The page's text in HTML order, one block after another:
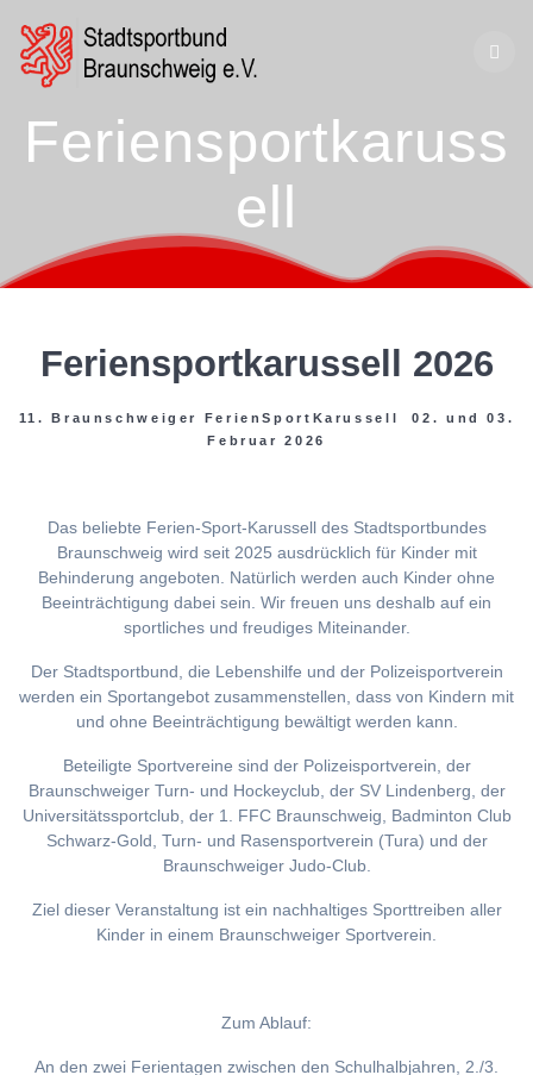
Feriensportkaruss
ell
Feriensportkarussell 2026
11. Braunschweiger FerienSportKarussell 02. und 03.
Februar 2026
Das beliebte Ferien-Sport-Karussell des Stadtsportbundes
Braunschweig wird seit 2025 ausdrücklich für Kinder mit
Behinderung angeboten. Natürlich werden auch Kinder ohne
Beeinträchtigung dabei sein. Wir freuen uns deshalb auf ein
sportliches und freudiges Miteinander.
Der Stadtsportbund, die Lebenshilfe und der Polizeisportverein
werden ein Sportangebot zusammenstellen, dass von Kindern mit
und ohne Beeinträchtigung bewältigt werden kann.
Beteiligte Sportvereine sind der Polizeisportverein, der
Braunschweiger Turn- und Hockeyclub, der SV Lindenberg, der
Universitätssportclub, der 1. FFC Braunschweig, Badminton Club
Schwarz-Gold, Turn- und Rasensportverein (Tura) und der
Braunschweiger Judo-Club.
Ziel dieser Veranstaltung ist ein nachhaltiges Sporttreiben aller
Kinder in einem Braunschweiger Sportverein.
Zum Ablauf:
An den zwei Ferientagen zwischen den Schulhalbjahren, 2./3.